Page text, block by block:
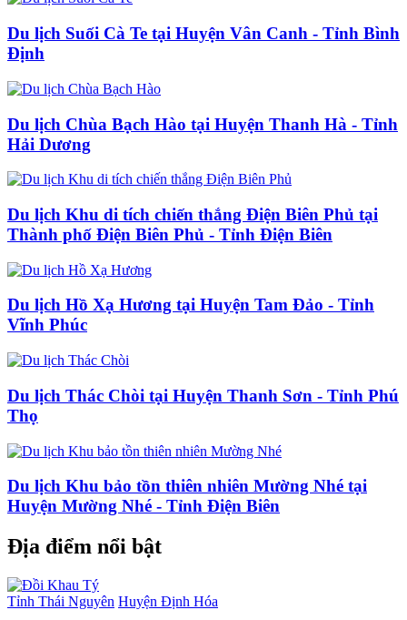
Du lịch Suối Cà Te tại Huyện Vân Canh - Tỉnh Bình
Định
Du lịch Chùa Bạch Hào tại Huyện Thanh Hà - Tỉnh
Hải Dương
Du lịch Khu di tích chiến thắng Điện Biên Phủ tại
Thành phố Điện Biên Phủ - Tỉnh Điện Biên
Du lịch Hồ Xạ Hương tại Huyện Tam Đảo - Tỉnh
Vĩnh Phúc
Du lịch Thác Chòi tại Huyện Thanh Sơn - Tỉnh Phú
Thọ
Du lịch Khu bảo tồn thiên nhiên Mường Nhé tại
Huyện Mường Nhé - Tỉnh Điện Biên
Địa điểm nổi bật
Tỉnh Thái Nguyên Huyện Định Hóa